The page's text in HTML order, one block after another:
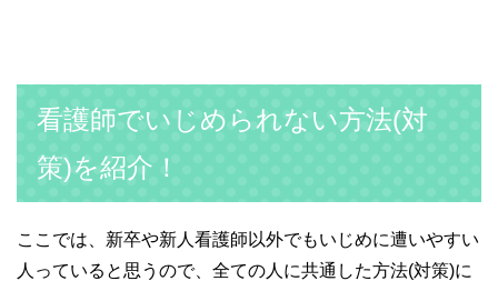
看護師でいじめられない方法(対
策)を紹介！
ここでは、新卒や新人看護師以外でもいじめに遭いやすい
人っていると思うので、全ての人に共通した方法(対策)に